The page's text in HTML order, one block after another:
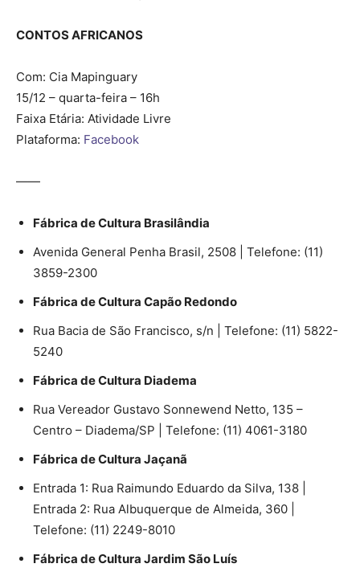
CONTOS AFRICANOS
Com: Cia Mapinguary
15/12 – quarta-feira – 16h
Faixa Etária: Atividade Livre
Plataforma: Facebook
——
Fábrica de Cultura Brasilândia
Avenida General Penha Brasil, 2508 | Telefone: (11)
3859-2300
Fábrica de Cultura Capão Redondo
Rua Bacia de São Francisco, s/n | Telefone: (11) 5822-
5240
Fábrica de Cultura Diadema
Rua Vereador Gustavo Sonnewend Netto, 135 –
Centro – Diadema/SP | Telefone: (11) 4061-3180
Fábrica de Cultura Jaçanã
Entrada 1: Rua Raimundo Eduardo da Silva, 138 |
Entrada 2: Rua Albuquerque de Almeida, 360 |
Telefone: (11) 2249-8010
Fábrica de Cultura Jardim São Luís